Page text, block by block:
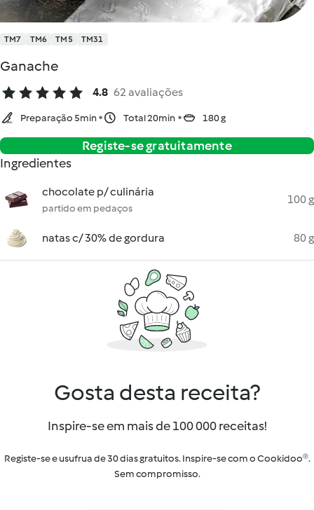
TM7 TM6 TM5 TM31
Ganache
4.8 62 avaliações
Preparação 5min Total 20min 180 g
Registe-se gratuitamente
Ingredientes
chocolate p/ culinária
partido em pedaços
100 g
natas c/ 30% de gordura 80 g
Gosta desta receita?
Inspire-se em mais de 100 000 receitas!
Registe-se e usufrua de 30 dias gratuitos. Inspire-se com o Cookidoo®.
Sem compromisso.